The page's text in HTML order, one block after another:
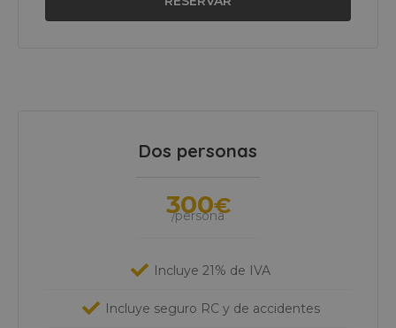
Dos personas
300€
/persona
Incluye 21% de IVA
Incluye seguro RC y de accidentes